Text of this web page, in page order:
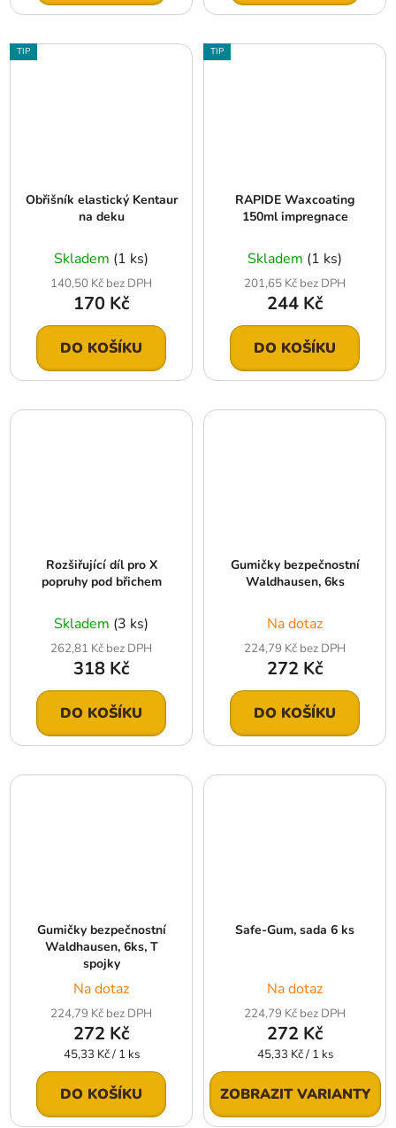
TIP
Obřišník elastický Kentaur
na deku
Skladem (1 ks)
140,50 Kč bez DPH
170 Kč
DO KOŠÍKU
TIP
RAPIDE Waxcoating
150ml impregnace
Skladem (1 ks)
201,65 Kč bez DPH
244 Kč
DO KOŠÍKU
Rozšiřující díl pro X
popruhy pod břichem
Skladem (3 ks)
262,81 Kč bez DPH
318 Kč
DO KOŠÍKU
Gumičky bezpečnostní
Waldhausen, 6ks
Na dotaz
224,79 Kč bez DPH
272 Kč
DO KOŠÍKU
Gumičky bezpečnostní
Waldhausen, 6ks, T
spojky
Na dotaz
224,79 Kč bez DPH
272 Kč
Měrná
cena:
45,33 Kč / 1 ks
DO KOŠÍKU
Safe-Gum, sada 6 ks
Na dotaz
224,79 Kč bez DPH
272 Kč
Měrná
cena:
45,33 Kč / 1 ks
ZOBRAZIT VARIANTY